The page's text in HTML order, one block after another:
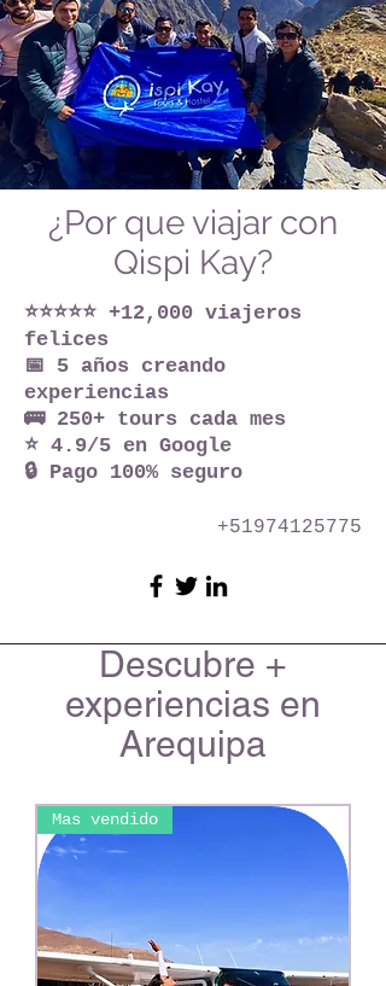
¿Por que viajar con
Qispi Kay?
⭐⭐⭐⭐⭐ +12,000 viajeros
felices
📅 5 años creando
experiencias
🚌 250+ tours cada mes
⭐ 4.9/5 en Google
🔒 Pago 100% seguro
+51974125775
Descubre +
experiencias en
Arequipa
Mas vendido